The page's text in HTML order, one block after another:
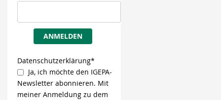
ANMELDEN
Datenschutzerklärung*
Ja, ich möchte den IGEPA-
Newsletter abonnieren. Mit
meiner Anmeldung zu dem